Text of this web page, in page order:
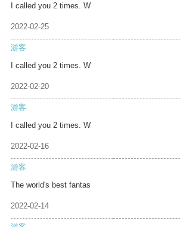
I called you 2 times. W
2022-02-25
游客
I called you 2 times. W
2022-02-20
游客
I called you 2 times. W
2022-02-16
游客
The world's best fantas
2022-02-14